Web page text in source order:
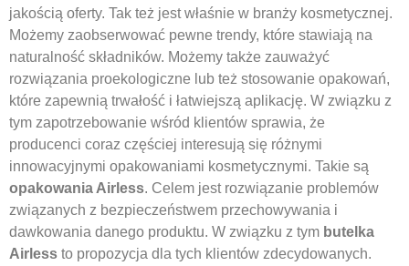
jakością oferty. Tak też jest właśnie w branży kosmetycznej.
Możemy zaobserwować pewne trendy, które stawiają na
naturalność składników. Możemy także zauważyć
rozwiązania proekologiczne lub też stosowanie opakowań,
które zapewnią trwałość i łatwiejszą aplikację. W związku z
tym zapotrzebowanie wśród klientów sprawia, że
producenci coraz częściej interesują się różnymi
innowacyjnymi opakowaniami kosmetycznymi. Takie są
opakowania Airless. Celem jest rozwiązanie problemów
związanych z bezpieczeństwem przechowywania i
dawkowania danego produktu. W związku z tym butelka
Airless to propozycja dla tych klientów zdecydowanych.